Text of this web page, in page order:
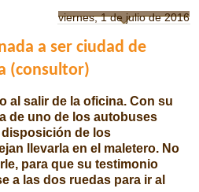
viernes, 1 de julio de 2016
a ser ciudad de
(consultor)
al salir de la oficina. Con su
de uno de los autobuses
disposición de los
llevarla en el maletero. No
para que su testimonio
a las dos ruedas para ir al